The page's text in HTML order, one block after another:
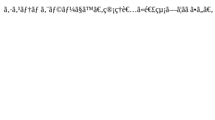
ã‚·ã‚¹ãƒ†ãƒ ã‚¨ãƒ©ãƒ¼ã§ã™ã€‚ç®¡ç†è€…ã«é€£çµ¡ã—ã¦ãã ã•ã„ã€‚